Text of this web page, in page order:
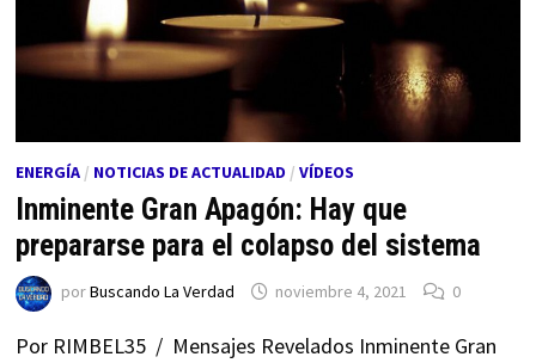
ENERGÍA/ NOTICIAS DE ACTUALIDAD / VÍDEOS
Inminente Gran Apagón: Hay que
prepararse para el colapso del sistema
porBuscando La Verdad noviembre 4, 2021 0
Por RIMBEL35 / Mensajes Revelados Inminente Gran